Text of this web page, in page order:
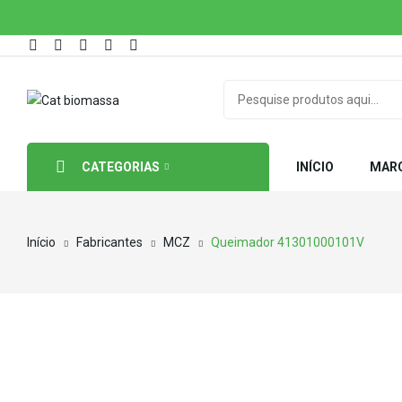
CATEGORIAS INÍCIO
Início Fabricantes MCZ Queimador 41301000101V